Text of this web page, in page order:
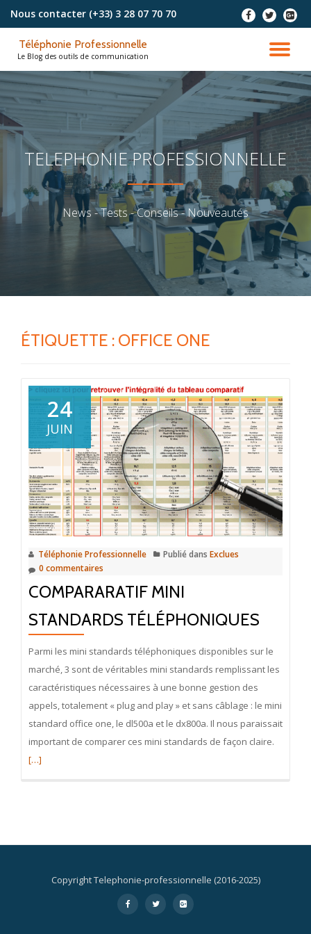
contenu
Nous contacter (+33) 3 28 07 70 70 - - -
LA
Téléphonie Professionnelle
Le Blog des outils de communication
TELEPHONIE PROFESSIONNELLE
News - Tests - Conseils - Nouveautés
ÉTIQUETTE : OFFICE ONE
24
JUIN
Téléphonie Professionnelle Publié dans Exclues
0 commentaires
COMPARARATIF MINI
STANDARDS TÉLÉPHONIQUES
Parmi les mini standards téléphoniques disponibles sur le
marché, 3 sont de véritables mini standards remplissant les
caractéristiques nécessaires à une bonne gestion des
appels, totalement « plug and play » et sans câblage : le mini
standard office one, le dl500a et le dx800a. Il nous paraissait
important de comparer ces mini standards de façon claire.
[…]
Copyright Telephonie-professionnelle (2016-2025)
- - -